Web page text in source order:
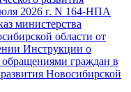
2026 г. N 164-НПА
министерства
области от
Инструкции о
обращениями граждан в
Новосибирской